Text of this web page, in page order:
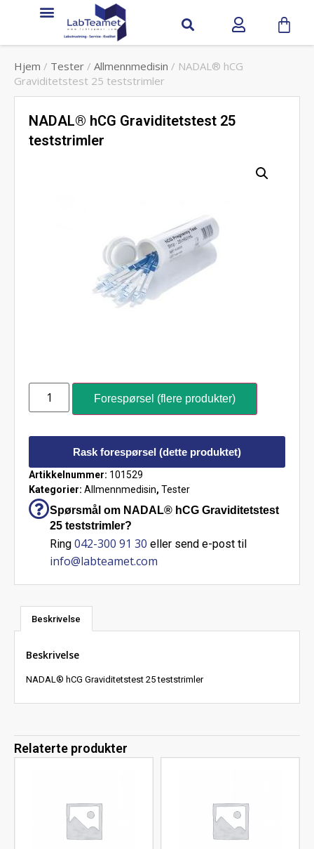
Hjem / Tester / Allmennmedisin / NADAL® hCG
Graviditetstest 25 teststrimler
NADAL® hCG Graviditetstest 25
teststrimler
Forespørsel (flere produkter)
Rask forespørsel (dette produktet)
Artikkelnummer: 101529
Kategorier: Allmennmedisin, Tester
Spørsmål om NADAL® hCG Graviditetstest
25 teststrimler?
Ring 042-300 91 30 eller send e-post til
info@labteamet.com
Beskrivelse
Beskrivelse
NADAL® hCG Graviditetstest 25 teststrimler
Relaterte produkter